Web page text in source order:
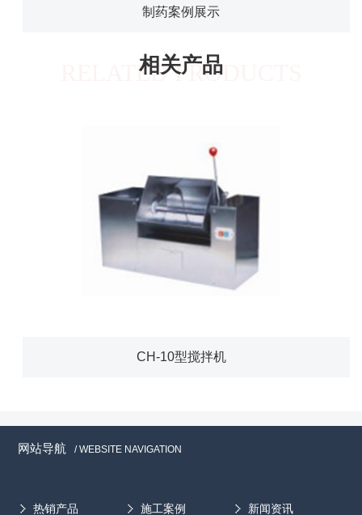
制药案例展示
相关产品
RELATED PRODUCTS
CH-10型搅拌机
网站导航 / WEBSITE NAVIGATION
热销产品 施工案例 新闻资讯